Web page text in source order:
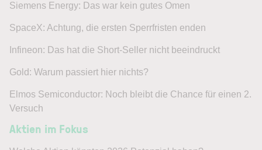
Siemens Energy: Das war kein gutes Omen
SpaceX: Achtung, die ersten Sperrfristen enden
Infineon: Das hat die Short-Seller nicht beeindruckt
Gold: Warum passiert hier nichts?
Elmos Semiconductor: Noch bleibt die Chance für einen 2.
Versuch
Aktien im Fokus